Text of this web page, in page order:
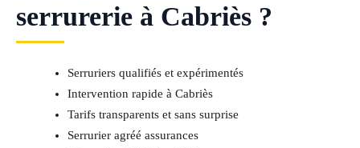
serrurerie à Cabriès ?
Serruriers qualifiés et expérimentés
Intervention rapide à Cabriès
Tarifs transparents et sans surprise
Serrurier agréé assurances